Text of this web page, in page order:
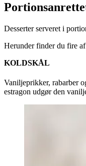
Desserter serveret i
Herunder finder du fire
KOLDSKÅL
Vaniljeprikker, rabarber
estragon udgør den